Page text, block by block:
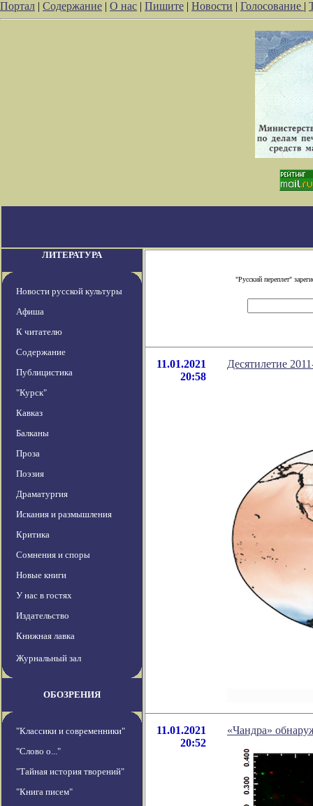
Портал | Содержание | О нас | Пишите | Новости | Голосование |
ЛИТЕРАТУРА
Новости русской культуры
Афиша
К читателю
Содержание
Публицистика
"Курск"
Кавказ
Балканы
Проза
Поэзия
Драматургия
Искания и размышления
Критика
Сомнения и споры
Новые книги
У нас в гостях
Издательство
Книжная лавка
Журнальный зал
ОБОЗРЕНИЯ
"Классики и современники"
"Слово о..."
"Тайная история творений"
"Книга писем"
"Русский переплет"
11.01.2021
20:58
Десятилетие
11.01.2021
20:52
«Чандра»